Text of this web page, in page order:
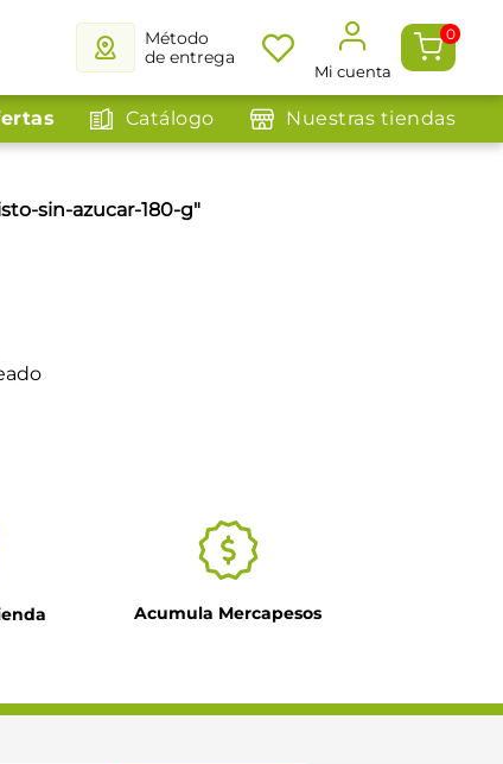
Método
de entrega
Mi cuenta
0
Catálogo Nuestras tiendas
sin-azucar-180-g"
Acumula Mercapesos